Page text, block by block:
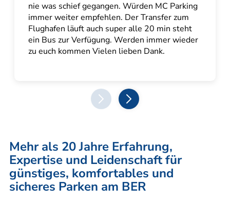
prev next
nie was schief gegangen. Würden MC Parking
immer weiter empfehlen. Der Transfer zum
Flughafen läuft auch super alle 20 min steht
ein Bus zur Verfügung. Werden immer wieder
zu euch kommen Vielen lieben Dank.
Mehr als 20 Jahre Erfahrung,
Expertise und Leidenschaft für
günstiges, komfortables und
sicheres Parken am BER